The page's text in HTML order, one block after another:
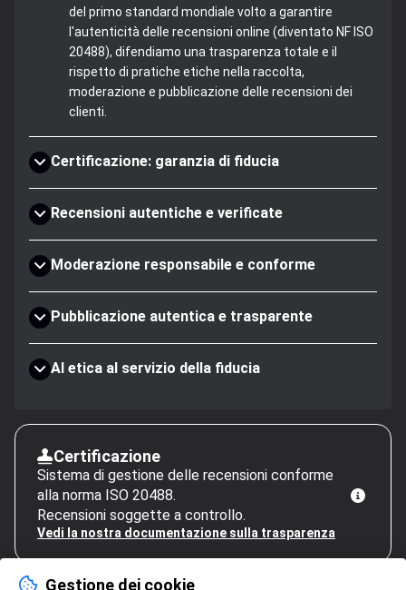
del primo standard mondiale volto a garantire
l'autenticità delle recensioni online (diventato NF ISO
20488), difendiamo una trasparenza totale e il
rispetto di pratiche etiche nella raccolta,
moderazione e pubblicazione delle recensioni dei
clienti.
Certificazione: garanzia di fiducia
Recensioni autentiche e verificate
Moderazione responsabile e conforme
Pubblicazione autentica e trasparente
AI etica al servizio della fiducia
Certificazione
Sistema di gestione delle recensioni conforme
alla norma ISO 20488.
Recensioni soggette a controllo.
Vedi la nostra documentazione sulla trasparenza
Gestione dei cookie